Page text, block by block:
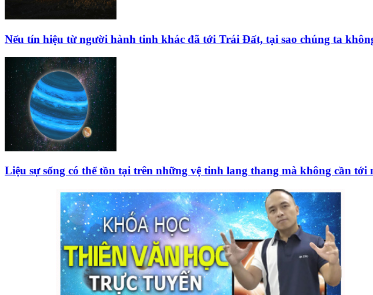
Nếu tín hiệu từ người hành tinh khác đã tới Trái Đất, tại sao chúng ta
Liệu sự sống có thể tồn tại trên những vệ tinh lang thang mà không cần tới